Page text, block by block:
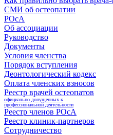
СМИ об остеопатии
РОсА
Об ассоциации
Руководство
Документы
Условия членства
Порядок вступления
Деонтологический кодекс
Оплата членских взносов
Реестр врачей остеопатов
официально допущенных к
профессиональной деятельности
Реестр членов РОсА
Реестр клиник-партнеров
Сотрудничество